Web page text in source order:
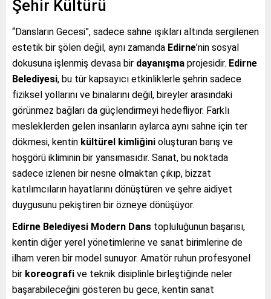
Şehir Kültürü
“Dansların Gecesi”, sadece sahne ışıkları altında sergilenen
estetik bir şölen değil, aynı zamanda Edirne’nin sosyal
dokusuna işlenmiş devasa bir dayanışma projesidir. Edirne
Belediyesi, bu tür kapsayıcı etkinliklerle şehrin sadece
fiziksel yollarını ve binalarını değil, bireyler arasındaki
görünmez bağları da güçlendirmeyi hedefliyor. Farklı
mesleklerden gelen insanların aylarca aynı sahne için ter
dökmesi, kentin kültürel kimliğini oluşturan barış ve
hoşgörü ikliminin bir yansımasıdır. Sanat, bu noktada
sadece izlenen bir nesne olmaktan çıkıp, bizzat
katılımcıların hayatlarını dönüştüren ve şehre aidiyet
duygusunu pekiştiren bir özneye dönüşüyor.
Edirne Belediyesi Modern Dans topluluğunun başarısı,
kentin diğer yerel yönetimlerine ve sanat birimlerine de
ilham veren bir model sunuyor. Amatör ruhun profesyonel
bir koreografi ve teknik disiplinle birleştiğinde neler
başarabileceğini gösteren bu gece, kentin sanat